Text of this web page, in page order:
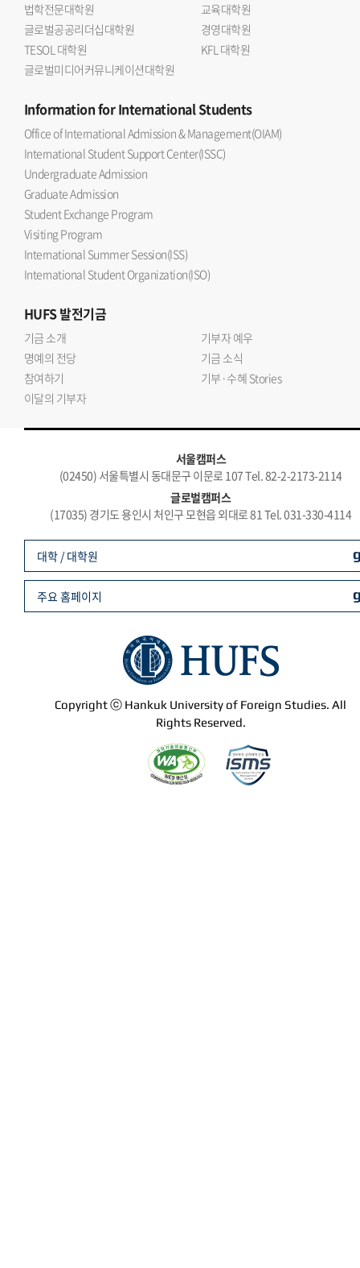
법학전문대학원
교육대학원
글로벌공공리더십대학원
경영대학원
TESOL 대학원
KFL 대학원
글로벌미디어커뮤니케이션대학원
Informationfor International Students
Office of International Admission & Management(OIAM)
International Student Support Center(ISSC)
Undergraduate Admission
Graduate Admission
Student Exchange Program
Visiting Program
International Summer Session(ISS)
International Student Organization(ISO)
HUFS발전기금
기금 소개
기부자 예우
명예의 전당
기금 소식
참여하기
기부·수혜 Stories
이달의 기부자
서울캠퍼스
(02450) 서울특별시 동대문구 이문로 107 Tel. 82-2-2173-2114
글로벌캠퍼스
(17035) 경기도 용인시 처인구 모현읍 외대로 81 Tel. 031-330-4114
Copyright ⓒ Hankuk University of Foreign Studies. All
Rights Reserved.
대학 / 대학원
주요 홈페이지